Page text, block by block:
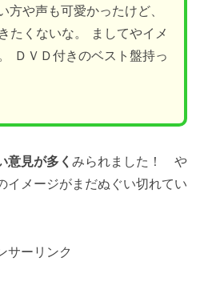
や声も可愛かったけど、
たくないな。 ましてやイメ
ＤＶＤ付きのベスト盤持っ
意見が多く みられました！ や
イメージがまだぬぐい切れてい
サーリンク